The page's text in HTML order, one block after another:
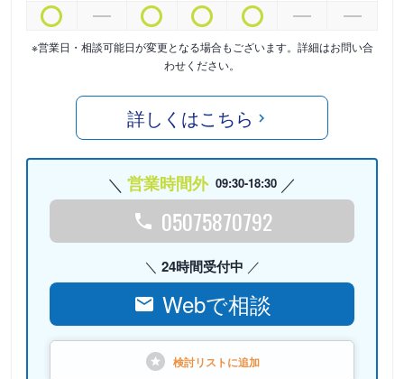
※営業日・相談可能日が変更となる場合もございます。詳細はお問い合
わせください。
詳しくはこちら
営業時間外 09:30-18:30
05075870792
24時間受付中
Webで相談
検討リストに追加